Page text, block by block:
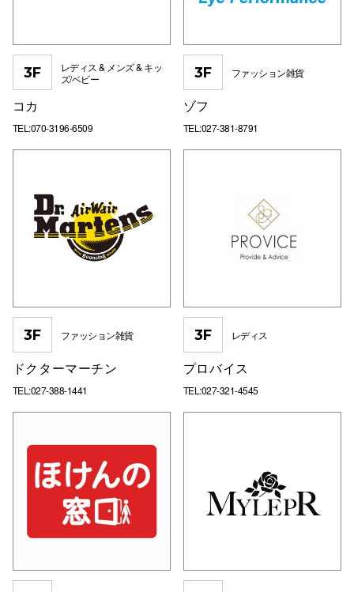
3F
レディス & メンズ & キッ
ズ/ベビー
コカ
TEL:070-3196-6509
3F ファッション雑貨
ゾフ
TEL:027-381-8791
3F ファッション雑貨
ドクターマーチン
TEL:027-388-1441
3F レディス
プロバイス
TEL:027-321-4545